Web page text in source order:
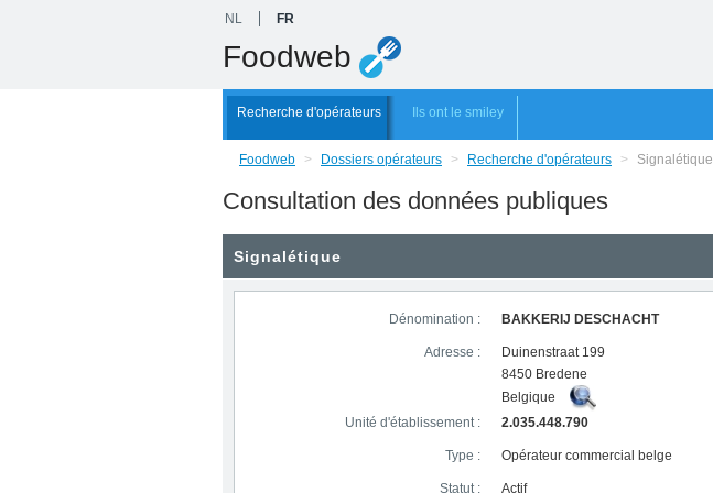
NL FR
Foodweb
Recherche d'opérateurs Ils ont le smiley
Foodweb > Dossiers opérateurs > Recherche d'opérateurs > Signalétique
Consultation des données publiques
Signalétique
Dénomination : BAKKERIJ DESCHACHT
Adresse :
Duinenstraat 199
8450 Bredene
Belgique
Unité d'établissement :
2.035.448.790
Type : Opérateur commercial belge
Statut : Actif